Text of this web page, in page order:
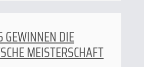
GEWINNEN DIE
MEISTERSCHAFT